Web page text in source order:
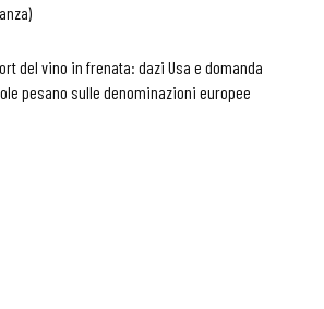
del vino in frenata: dazi Usa e domanda
pesano sulle denominazioni europee